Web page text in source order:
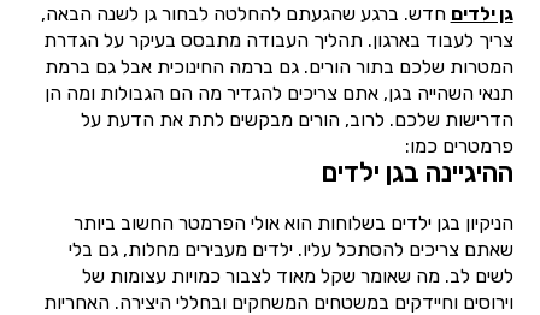
גן ילדים חדש. ברגע שהגעתם להחלטה לבחור גן לשנה הבאה,
צריך לעבוד בארגון. תהליך העבודה מתבסס בעיקר על הגדרת
המטרות שלכם בתור הורים. גם ברמה החינוכית אבל גם ברמת
תנאי השהייה בגן, אתם צריכים להגדיר מה הם הגבולות ומה הן
הדרישות שלכם. לרוב, הורים מבקשים לתת את הדעת על
פרמטרים כמו:
ההיגיינה בגן ילדים
הניקיון בגן ילדים בשלוחות הוא אולי הפרמטר החשוב ביותר
שאתם צריכים להסתכל עליו. ילדים מעבירים מחלות, גם בלי
לשים לב. מה שאומר שקל מאוד לצבור כמויות עצומות של
וירוסים וחיידקים במשטחים המשחקים ובחללי היצירה. האחריות